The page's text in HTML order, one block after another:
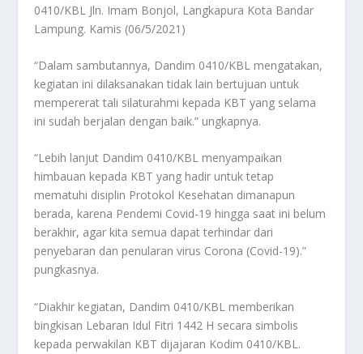
0410/KBL Jln. Imam Bonjol, Langkapura Kota Bandar
Lampung. Kamis (06/5/2021)
“Dalam sambutannya, Dandim 0410/KBL mengatakan,
kegiatan ini dilaksanakan tidak lain bertujuan untuk
mempererat tali silaturahmi kepada KBT yang selama
ini sudah berjalan dengan baik.” ungkapnya.
“Lebih lanjut Dandim 0410/KBL menyampaikan
himbauan kepada KBT yang hadir untuk tetap
mematuhi disiplin Protokol Kesehatan dimanapun
berada, karena Pendemi Covid-19 hingga saat ini belum
berakhir, agar kita semua dapat terhindar dari
penyebaran dan penularan virus Corona (Covid-19).”
pungkasnya.
“Diakhir kegiatan, Dandim 0410/KBL memberikan
bingkisan Lebaran Idul Fitri 1442 H secara simbolis
kepada perwakilan KBT dijajaran Kodim 0410/KBL.